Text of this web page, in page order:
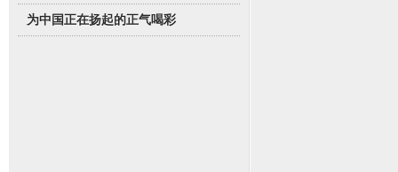
为中国正在扬起的正气喝彩